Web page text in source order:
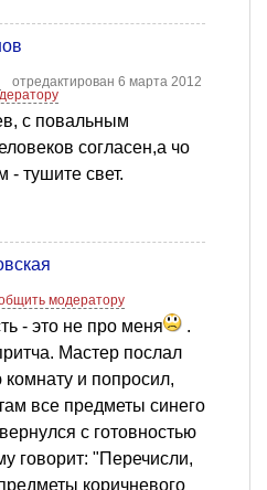
отредактирован 6 марта 2012
с повальным
согласен,а чо
- тушите свет.
модератору
- это не про меня
.
Мастер послал
и попросил,
все предметы синего
с готовностью
говорит: "Перечисли,
коричневого